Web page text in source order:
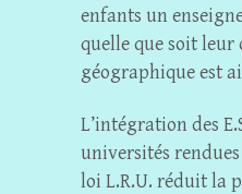
enfants un
quelle que soit leur
géographique est
L’intégration des
universités
loi L.R.U. réduit la